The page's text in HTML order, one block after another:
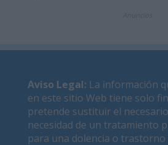
Aviso Legal: La información
en este sitio Web tiene solo
pretende sustituir el
necesidad de un tratamiento
para una dolencia o trastorno